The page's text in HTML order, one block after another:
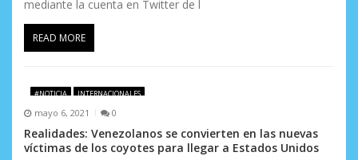
d
a
mediante la cuenta en Twitter de l
READ MORE
#NOTICIA INTERNACIONALES
mayo 6, 2021 0
Realidades: Venezolanos se convierten en las nuevas
víctimas de los coyotes para llegar a Estados Unidos